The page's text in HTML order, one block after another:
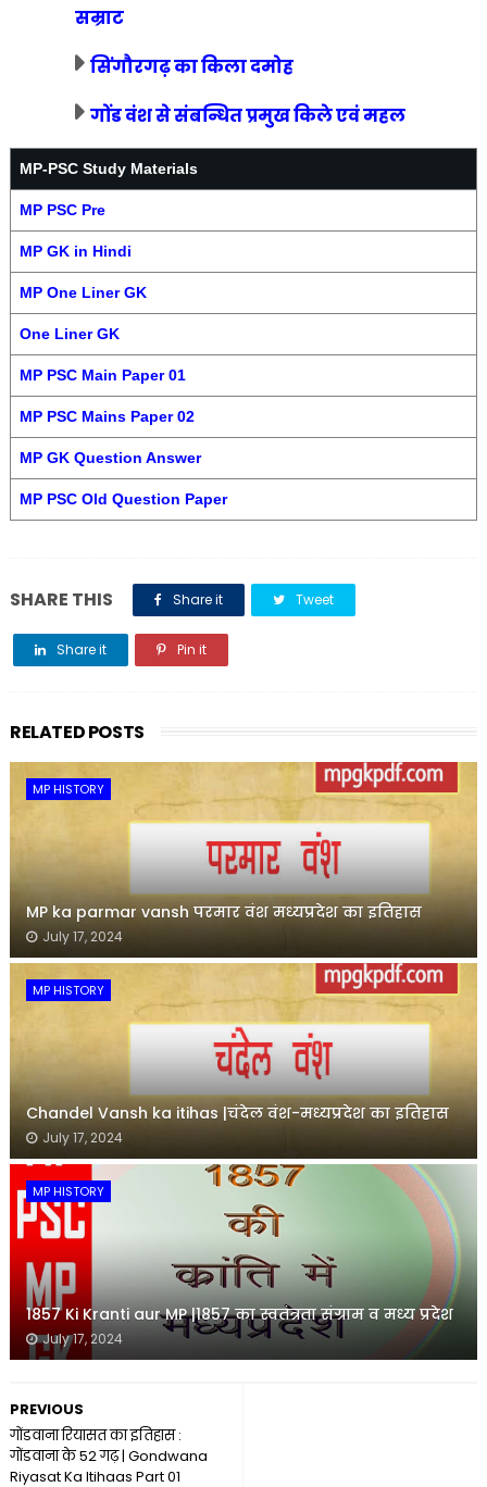
सम्राट
सिंगौरगढ़ का किला दमोह
गोंड वंश से संबन्धित प्रमुख किले एवं महल
MP-PSC Study Materials
MP PSC Pre
MP GK in Hindi
MP One Liner GK
One Liner GK
MP PSC Main Paper 01
MP PSC Mains Paper 02
MP GK Question Answer
MP PSC Old Question Paper
SHARE THIS Share it Tweet
Share it Pin it
RELATED POSTS
MP HISTORY
MP ka parmar vansh परमार वंश मध्यप्रदेश का इतिहास
July 17, 2024
MP HISTORY
Chandel Vansh ka itihas |चंदेल वंश-मध्यप्रदेश का इतिहास
July 17, 2024
MP HISTORY
1857 Ki Kranti aur MP |1857 का स्वतंत्रता संग्राम व मध्य प्रदेश
July 17, 2024
PREVIOUS
गोंडवाना रियासत का इतिहास :
गोंडवाना के 52 गढ़ | Gondwana
Riyasat Ka Itihaas Part 01